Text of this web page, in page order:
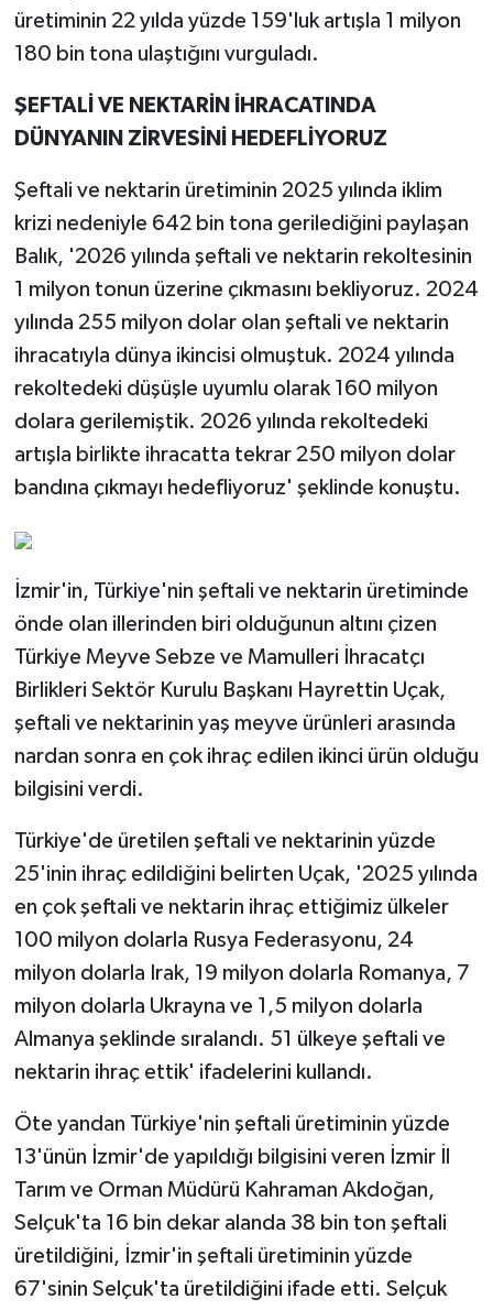
üretiminin 22 yılda yüzde 159'luk artışla 1 milyon
180 bin tona ulaştığını vurguladı.
ŞEFTALİ VE NEKTARİN İHRACATINDA
DÜNYANIN ZİRVESİNİ HEDEFLİYORUZ
Şeftali ve nektarin üretiminin 2025 yılında iklim
krizi nedeniyle 642 bin tona gerilediğini paylaşan
Balık, '2026 yılında şeftali ve nektarin rekoltesinin
1 milyon tonun üzerine çıkmasını bekliyoruz. 2024
yılında 255 milyon dolar olan şeftali ve nektarin
ihracatıyla dünya ikincisi olmuştuk. 2024 yılında
rekoltedeki düşüşle uyumlu olarak 160 milyon
dolara gerilemiştik. 2026 yılında rekoltedeki
artışla birlikte ihracatta tekrar 250 milyon dolar
bandına çıkmayı hedefliyoruz' şeklinde konuştu.
İzmir'in, Türkiye'nin şeftali ve nektarin üretiminde
önde olan illerinden biri olduğunun altını çizen
Türkiye Meyve Sebze ve Mamulleri İhracatçı
Birlikleri Sektör Kurulu Başkanı Hayrettin Uçak,
şeftali ve nektarinin yaş meyve ürünleri arasında
nardan sonra en çok ihraç edilen ikinci ürün olduğu
bilgisini verdi.
Türkiye'de üretilen şeftali ve nektarinin yüzde
25'inin ihraç edildiğini belirten Uçak, '2025 yılında
en çok şeftali ve nektarin ihraç ettiğimiz ülkeler
100 milyon dolarla Rusya Federasyonu, 24
milyon dolarla Irak, 19 milyon dolarla Romanya, 7
milyon dolarla Ukrayna ve 1,5 milyon dolarla
Almanya şeklinde sıralandı. 51 ülkeye şeftali ve
nektarin ihraç ettik' ifadelerini kullandı.
Öte yandan Türkiye'nin şeftali üretiminin yüzde
13'ünün İzmir'de yapıldığı bilgisini veren İzmir İl
Tarım ve Orman Müdürü Kahraman Akdoğan,
Selçuk'ta 16 bin dekar alanda 38 bin ton şeftali
üretildiğini, İzmir'in şeftali üretiminin yüzde
67'sinin Selçuk'ta üretildiğini ifade etti. Selçuk